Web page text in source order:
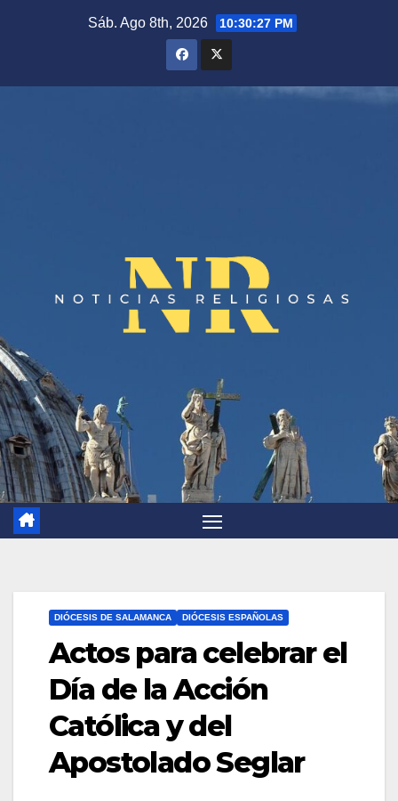
Sáb. Ago 8th, 2026 10:30:27 PM
DIÓCESIS DE SALAMANCA DIÓCESIS ESPAÑOLAS
Actos para celebrar el
Día de la Acción
Católica y del
Apostolado Seglar